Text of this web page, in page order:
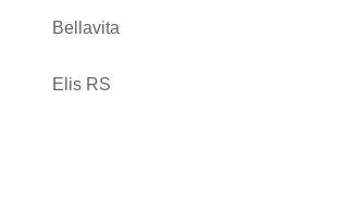
Bellavita
Elis RS